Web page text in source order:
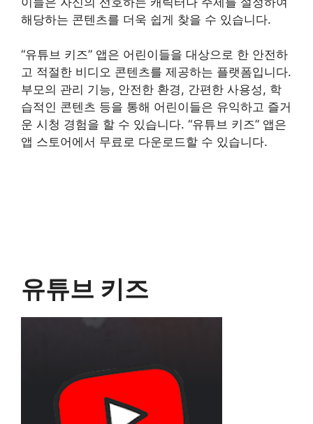
해당하는 콘텐츠를 더욱 쉽게 찾을 수 있습니다.
“유튜브 키즈” 앱은 어린이들을 대상으로 한 안전하
고 적절한 비디오 콘텐츠를 제공하는 플랫폼입니다.
부모의 관리 기능, 안전한 환경, 간편한 사용성, 학
습적인 콘텐츠 등을 통해 어린이들은 유익하고 즐거
운 시청 경험을 할 수 있습니다. “유튜브 키즈” 앱은
앱 스토어에서 무료로 다운로드할 수 있습니다.
유튜브 키즈